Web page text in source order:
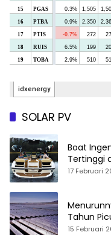
SOLAR PV
Boat Ingenity
Tertinggi
17 Februari
Tahun
15 Februari